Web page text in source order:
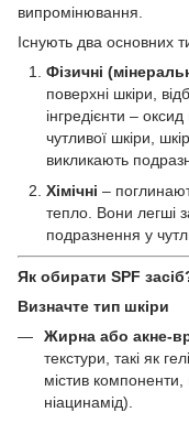
випромінювання.
Існують два основних
Фізичні
поверхні шкіри,
інгредієнти –
чутливої шкіри,
викликають
Хімічні –
тепло. Вони легші
подразнення у
Як обирати SPF
Визначте тип шкіри
Жирна або акне-
текстури, такі як
містив
ніацинамід).